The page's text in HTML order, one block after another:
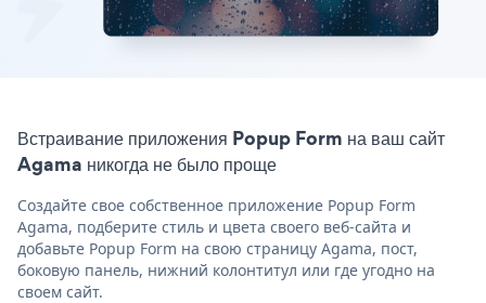
Встраивание приложения Popup Form на ваш сайт
Agama никогда не было проще
Создайте свое собственное приложение Popup Form
Agama, подберите стиль и цвета своего веб-сайта и
добавьте Popup Form на свою страницу Agama, пост,
боковую панель, нижний колонтитул или где угодно на
своем сайт.